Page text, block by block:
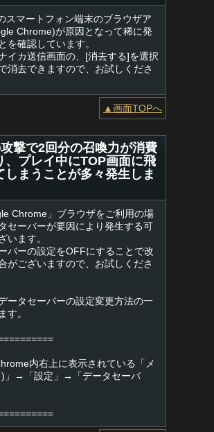
スマートフォン端末のブラウザア
Chrome)が原因となって稀に発
を確認しています。
イカ送信画面の、[消去する]を選択
消去できますので、お試しくださ
▲画面TOPへ
撃で2回分の召喚力が消費
、プレイ中にTOP画面に飛
しまうことが多々発生しま
Chrome」ブラウザをご利用の場
セーバーが要因により発生する可
います。
バーの設定をOFFにすることで改
がございますので、お試しくださ
ータセーバーの設定変更方法の一
す。
内右上に表示されている「メ
」→「設定」→「データセーバ